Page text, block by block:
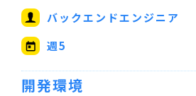
バックエンドエンジニア
週5
開発環境